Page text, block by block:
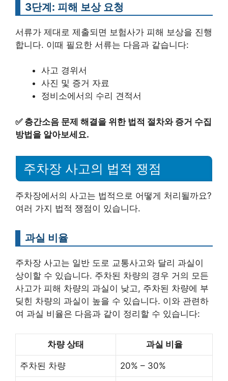
3단계: 피해 보상 요청
서류가 제대로 제출되면 보험사가 피해 보상을 진행
합니다. 이때 필요한 서류는 다음과 같습니다:
사고 경위서
사진 및 증거 자료
정비소에서의 수리 견적서
✅ 층간소음 문제 해결을 위한 법적 절차와 증거 수집
방법을 알아보세요.
주차장 사고의 법적 쟁점
주차장에서의 사고는 법적으로 어떻게 처리될까요?
여러 가지 법적 쟁점이 있습니다.
과실 비율
주차장 사고는 일반 도로 교통사고와 달리 과실이
상이할 수 있습니다. 주차된 차량의 경우 거의 모든
사고가 피해 차량의 과실이 낮고, 주차된 차량에 부
딪힌 차량의 과실이 높을 수 있습니다. 이와 관련하
여 과실 비율은 다음과 같이 정리할 수 있습니다:
차량 상태 과실 비율
주차된 차량 20% – 30%